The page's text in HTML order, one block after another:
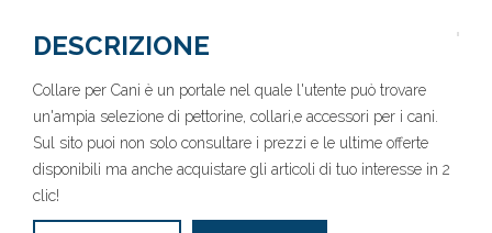
DESCRIZIONE
Collare per Cani è un portale nel quale l'utente può trovare
un'ampia selezione di pettorine, collari,e accessori per i cani.
Sul sito puoi non solo consultare i prezzi e le ultime offerte
disponibili ma anche acquistare gli articoli di tuo interesse in 2
clic!